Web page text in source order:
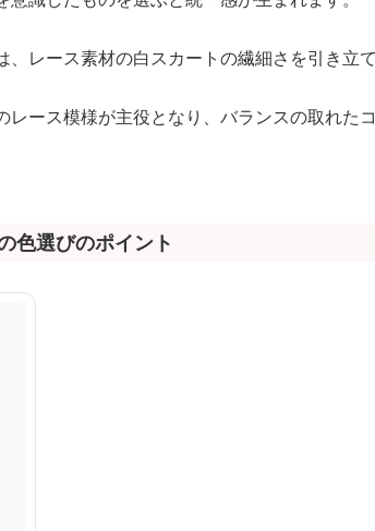
レース素材の白スカートの繊細さを引き立
ース模様が主役となり、バランスの取れた
色選びのポイント